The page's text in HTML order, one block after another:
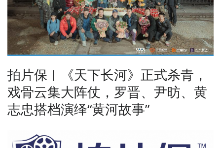
拍片保︱《天下长河》正式杀青，
戏骨云集大阵仗，罗晋、尹昉、黄
志忠搭档演绎“黄河故事”